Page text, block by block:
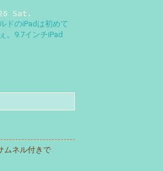
Sat.
ドのiPadは初めて
。9.7インチiPad
ムネル付きで